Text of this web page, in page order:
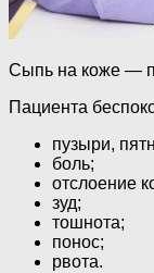
Сыпь на коже —
Пациента
пузыри,
боль;
отслоение
зуд;
тошнота;
понос;
рвота.